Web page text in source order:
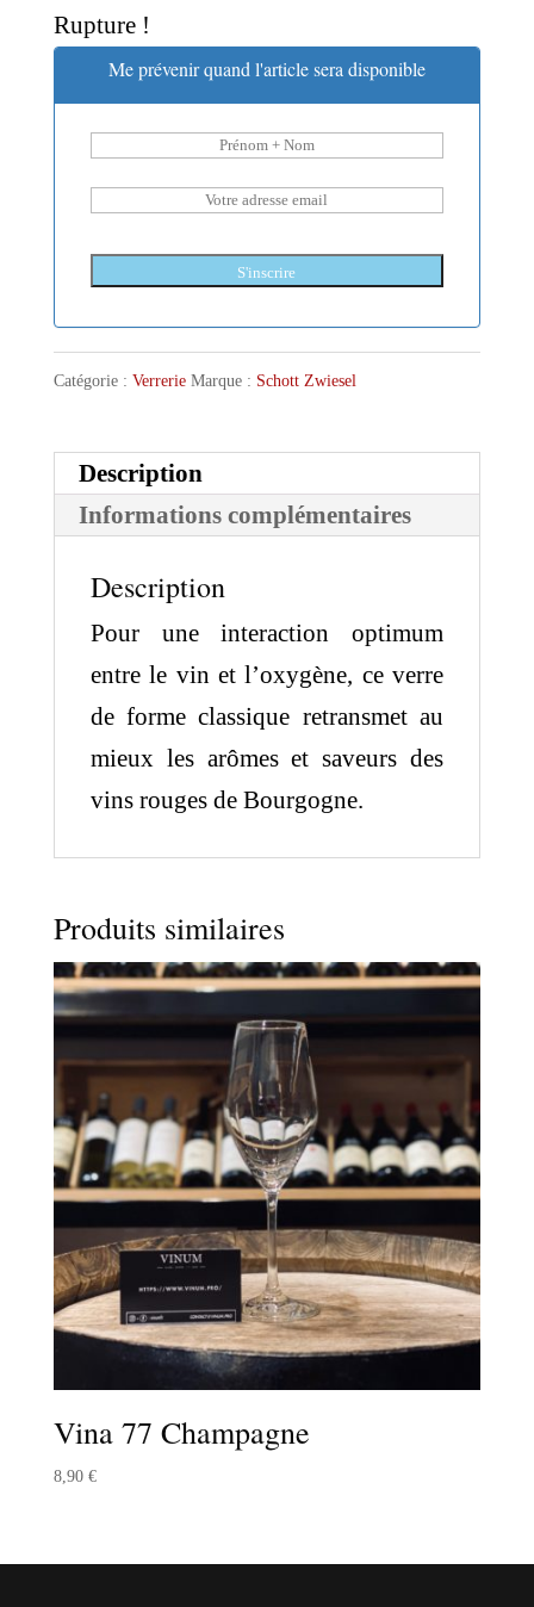
Rupture !
Me prévenir quand l'article sera disponible
S'inscrire
Catégorie : Verrerie Marque : Schott Zwiesel
Description
Informations complémentaires
Description
Pour une interaction optimum
entre le vin et l’oxygène, ce verre
de forme classique retransmet au
mieux les arômes et saveurs des
vins rouges de Bourgogne.
Produits similaires
Vina 77 Champagne
8,90 €